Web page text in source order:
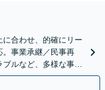
に合わせ、的確にリー
。事業承継／民事再
ルなど、多様な事案
電話相談可】